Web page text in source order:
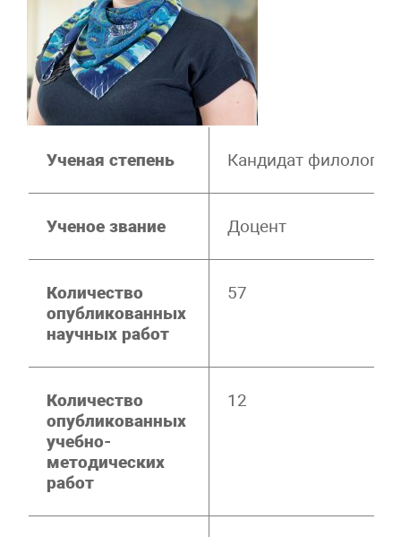
Ученая степень Кандидат
Ученое звание Доцент
Количество
опубликованных
научных работ
57
Количество
опубликованных
учебно-
методических
работ
12